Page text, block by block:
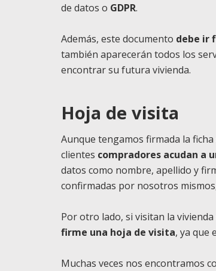
de datos o GDPR.
Además, este documento debe ir
también aparecerán todos los
encontrar su futura vivienda.
Hoja de visita
Aunque tengamos firmada la
clientes compradores acudan a
datos como nombre, apellido y
confirmadas por nosotros
Por otro lado, si visitan la
firme una hoja de visita, ya que
Muchas veces nos encontramos